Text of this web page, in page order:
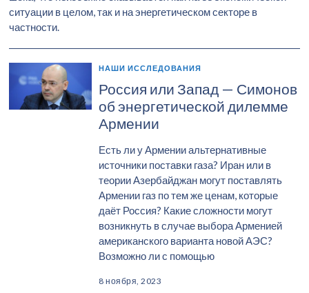
ситуации в целом, так и на энергетическом секторе в
частности.
НАШИ ИССЛЕДОВАНИЯ
Россия или Запад — Симонов
об энергетической дилемме
Армении
Есть ли у Армении альтернативные
источники поставки газа? Иран или в
теории Азербайджан могут поставлять
Армении газ по тем же ценам, которые
даёт Россия? Какие сложности могут
возникнуть в случае выбора Арменией
американского варианта новой АЭС?
Возможно ли с помощью
8 ноября, 2023